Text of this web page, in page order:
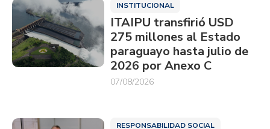
INSTITUCIONAL
ITAIPU transfirió USD
275 millones al Estado
paraguayo hasta julio de
2026 por Anexo C
07/08/2026
RESPONSABILIDAD SOCIAL